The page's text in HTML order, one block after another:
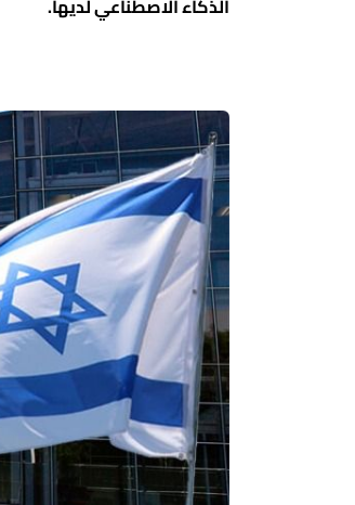
الذكاء الاصطناعي لديها.